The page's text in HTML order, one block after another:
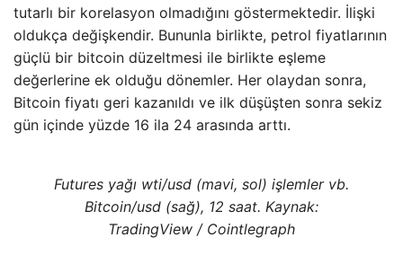
tutarlı bir korelasyon olmadığını göstermektedir. İlişki
oldukça değişkendir. Bununla birlikte, petrol fiyatlarının
güçlü bir bitcoin düzeltmesi ile birlikte eşleme
değerlerine ek olduğu dönemler. Her olaydan sonra,
Bitcoin fiyatı geri kazanıldı ve ilk düşüşten sonra sekiz
gün içinde yüzde 16 ila 24 arasında arttı.
Futures yağı wti/usd (mavi, sol) işlemler vb.
Bitcoin/usd (sağ), 12 saat. Kaynak:
TradingView / Cointlegraph